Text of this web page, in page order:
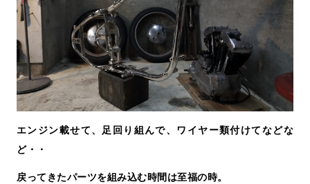
エンジン載せて、足回り組んで、ワイヤー類付けてなどな
ど・・
戻ってきたパーツを組み込む時間は至福の時。